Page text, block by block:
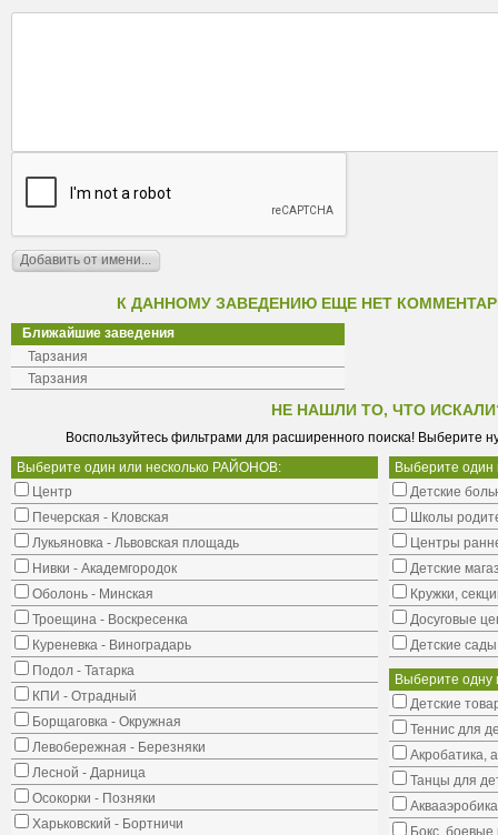
К ДАННОМУ ЗАВЕДЕНИЮ ЕЩЕ НЕТ
Ближайшие заведения
Тарзания
Тарзания
НЕ НАШЛИ ТО, ЧТО
Воспользуйтесь фильтрами для расширенного поиска! Выберите
Выберите один или несколько РАЙОНОВ:
Центр
Печерская - Кловская
Лукьяновка - Львовская площадь
Нивки - Академгородок
Оболонь - Минская
Троещина - Воскресенка
Куреневка - Виноградарь
Подол - Татарка
КПИ - Отрадный
Борщаговка - Окружная
Левобережная - Березняки
Лесной - Дарница
Осокорки - Позняки
Харьковский - Бортничи
Выберите
Детские
Школы
Центры
Детские
Кружки,
Досуговые
Детские сады
Выберите одну
Детские
Теннис для
Акробатика,
Танцы для
Бокс, боевые